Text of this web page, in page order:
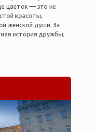
цветок — это не
красоты,
женской души. За
история дружбы,